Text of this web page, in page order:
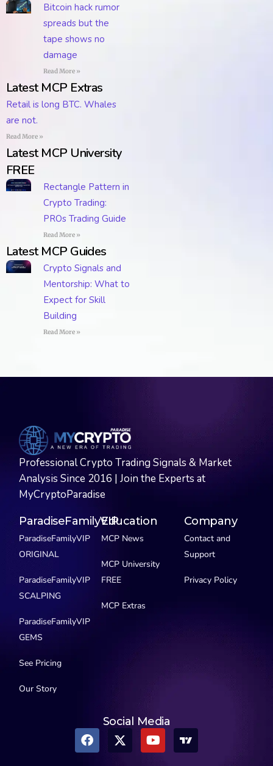
Bitcoin hack rumor
spreads but the
tape shows no
damage
Read More »
Latest MCP Extras
Retail is long BTC. Whales
are not.
Read More »
Latest MCP University
FREE
Rectangle Pattern in
Crypto Trading:
PROs Trading Guide
Read More »
Latest MCP Guides
Crypto Signals and
Mentorship: What to
Expect for Skill
Building
Read More »
Professional Crypto Trading Signals & Market
Analysis Since 2016 | Join the Experts at
MyCryptoParadise
ParadiseFamilyVIP
ParadiseFamilyVIP
ORIGINAL
ParadiseFamilyVIP
SCALPING
ParadiseFamilyVIP
GEMS
See Pricing
Our Story
Education
MCP News
MCP University
FREE
MCP Extras
Company
Contact and
Support
Privacy Policy
Social Media